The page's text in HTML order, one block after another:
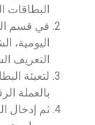
البطاقات
في قسم
اليومية،
التعريف
لتعبئة
بالعملة
ثم إدخال